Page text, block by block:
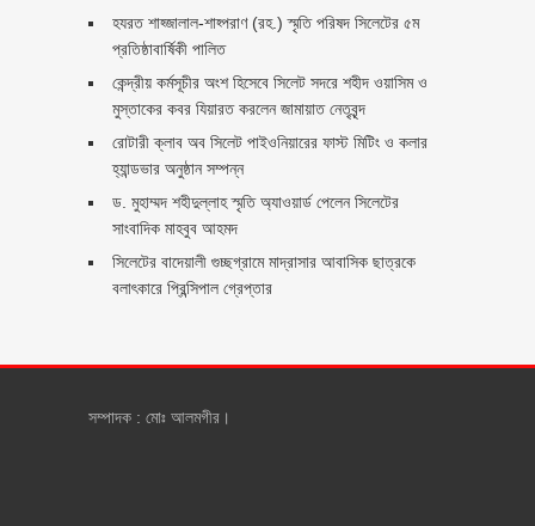
হযরত শাহ্জালাল-শাহ্পরাণ (রহ.) স্মৃতি পরিষদ সিলেটের ৫ম
প্রতিষ্ঠাবার্ষিকী পালিত ‎​
কেন্দ্রীয় কর্মসূচীর অংশ হিসেবে সিলেট সদরে শহীদ ওয়াসিম ও
মুস্তাকের কবর যিয়ারত করলেন জামায়াত নেতৃবৃন্দ ‎
রোটারী ক্লাব অব সিলেট পাইওনিয়ারের ফাস্ট মিটিং ও কলার
হ্যান্ডভার অনুষ্ঠান সম্পন্ন
ড. মুহাম্মদ শহীদুল্লাহ স্মৃতি অ্যাওয়ার্ড পেলেন সিলেটের
সাংবাদিক মাহবুব আহমদ
সিলেটের বাদেয়ালী গুচ্ছগ্রামে মাদ্রাসার আবাসিক ছাত্রকে
বলাৎকারে প্রিন্সিপাল গ্রেপ্তার ‎
সম্পাদক : মোঃ আলমগীর।